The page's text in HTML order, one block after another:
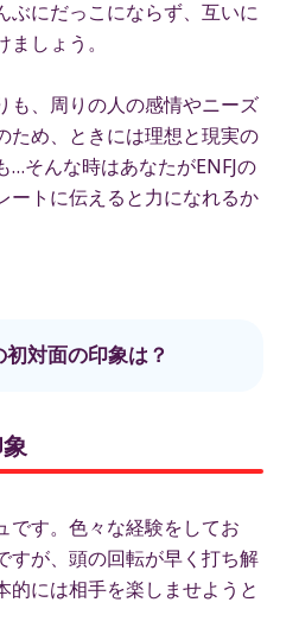
ぶにだっこにならず、互いに
しょう。
も、周りの人の感情やニーズ
ため、ときには理想と現実の
…そんな時はあなたがENFJの
ートに伝えると力になれるか
対面の印象は？
です。色々な経験をしてお
すが、頭の回転が早く打ち解
的には相手を楽しませようと